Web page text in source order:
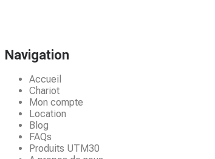
Navigation
Accueil
Chariot
Mon compte
Location
Blog
FAQs
Produits UTM30